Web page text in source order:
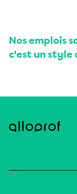
Nos emplois
c'est un style